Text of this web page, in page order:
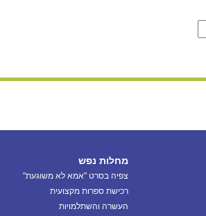
מחלות נפש
צפיה בסרט "אמא לא משוגעת"
רכישת ספרות מקצועית
העשרה והשתלמויות